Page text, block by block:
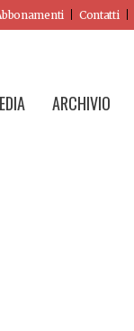
Contatti
ARCHIVIO